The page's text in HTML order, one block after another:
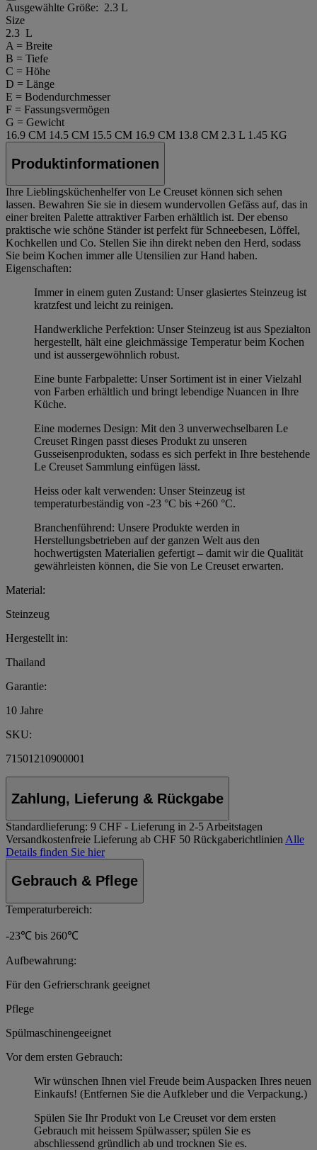
Ausgewählte Größe: 2.3 L
Size
2.3 L
A = Breite
B = Tiefe
C = Höhe
D = Länge
E = Bodendurchmesser
F = Fassungsvermögen
G = Gewicht
16.9 CM 14.5 CM 15.5 CM 16.9 CM 13.8 CM 2.3 L 1.45 KG
Produktinformationen
Ihre Lieblingsküchenhelfer von Le Creuset können sich sehen
lassen. Bewahren Sie sie in diesem wundervollen Gefäss auf, das in
einer breiten Palette attraktiver Farben erhältlich ist. Der ebenso
praktische wie schöne Ständer ist perfekt für Schneebesen, Löffel,
Kochkellen und Co. Stellen Sie ihn direkt neben den Herd, sodass
Sie beim Kochen immer alle Utensilien zur Hand haben.
Eigenschaften:
Immer in einem guten Zustand: Unser glasiertes Steinzeug ist
kratzfest und leicht zu reinigen.
Handwerkliche Perfektion: Unser Steinzeug ist aus Spezialton
hergestellt, hält eine gleichmässige Temperatur beim Kochen
und ist aussergewöhnlich robust.
Eine bunte Farbpalette: Unser Sortiment ist in einer Vielzahl
von Farben erhältlich und bringt lebendige Nuancen in Ihre
Küche.
Eine modernes Design: Mit den 3 unverwechselbaren Le
Creuset Ringen passt dieses Produkt zu unseren
Gusseisenprodukten, sodass es sich perfekt in Ihre bestehende
Le Creuset Sammlung einfügen lässt.
Heiss oder kalt verwenden: Unser Steinzeug ist
temperaturbeständig von -23 °C bis +260 °C.
Branchenführend: Unsere Produkte werden in
Herstellungsbetrieben auf der ganzen Welt aus den
hochwertigsten Materialien gefertigt – damit wir die Qualität
gewährleisten können, die Sie von Le Creuset erwarten.
Material:
Steinzeug
Hergestellt in:
Thailand
Garantie:
10 Jahre
SKU:
71501210900001
Zahlung, Lieferung & Rückgabe
Standardlieferung: 9 CHF - Lieferung in 2-5 Arbeitstagen
Versandkostenfreie Lieferung ab CHF 50 Rückgaberichtlinien Alle
Details finden Sie hier
Gebrauch & Pflege
Temperaturbereich:
-23℃ bis 260℃
Aufbewahrung:
Für den Gefrierschrank geeignet
Pflege
Spülmaschinengeeignet
Vor dem ersten Gebrauch:
Wir wünschen Ihnen viel Freude beim Auspacken Ihres neuen
Einkaufs! (Entfernen Sie die Aufkleber und die Verpackung.)
Spülen Sie Ihr Produkt von Le Creuset vor dem ersten
Gebrauch mit heissem Spülwasser; spülen Sie es
abschliessend gründlich ab und trocknen Sie es.